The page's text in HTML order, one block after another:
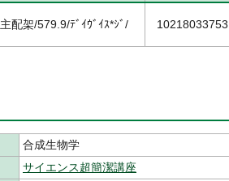
主配架/579.9/ﾃﾞｲｳﾞｲｽ*ｼﾞ/ 10218033753
合成生物学
サイエンス超簡潔講座